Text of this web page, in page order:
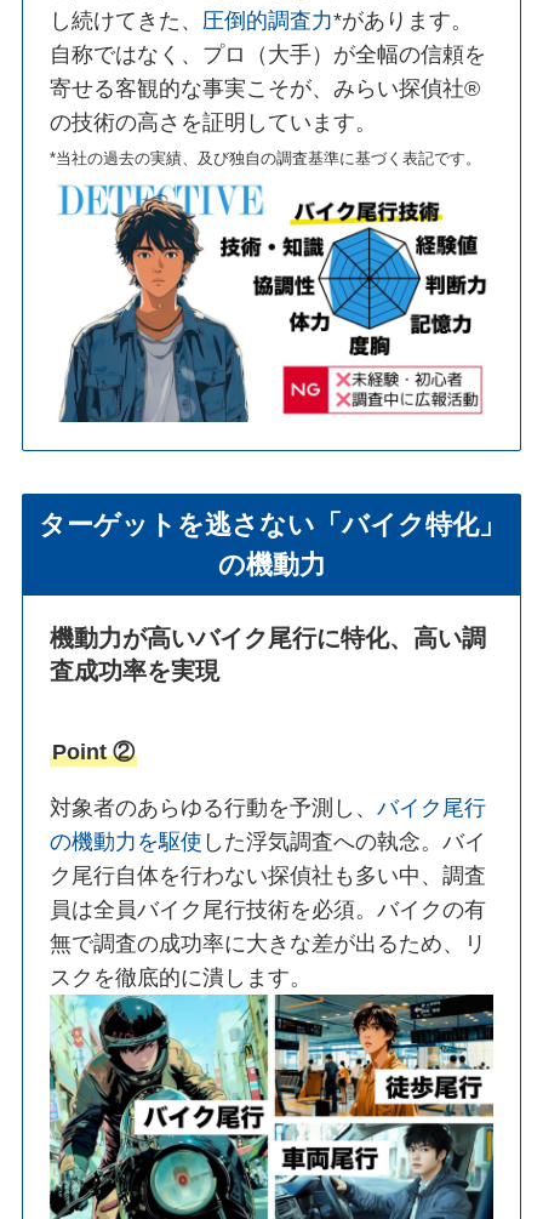
し続けてきた、 圧倒的調査力*があります。
自称ではなく、プロ（大手）が全幅の信頼を
寄せる客観的な事実こそが、みらい探偵社®︎
の技術の高さを証明しています。
*当社の過去の実績、及び独自の調査基準に基づく表記です。
ターゲットを逃さない「バイク特化」
の機動力
機動力が高いバイク尾行に特化、高い調
査成功率を実現
Point ②
対象者のあらゆる行動を予測し、バイク尾行
の機動力を駆使 した浮気調査への執念。バイ
ク尾行自体を行わない探偵社も多い中、調査
員は全員バイク尾行技術を必須。バイクの有
無で調査の成功率に大きな差が出るため、リ
スクを徹底的に潰します。